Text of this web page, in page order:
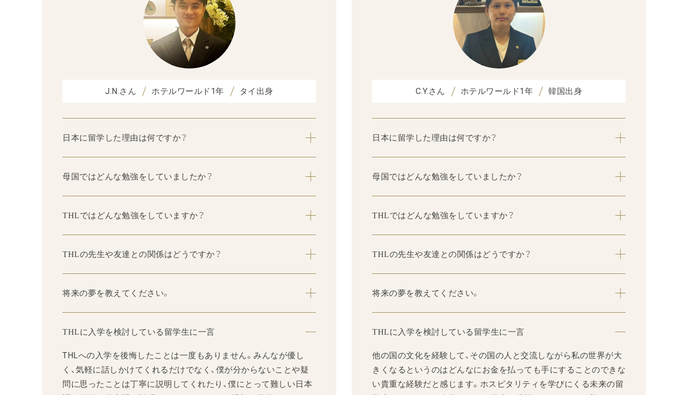
J.N.さん ホテルワールド1年 タイ出身
日本に留学した理由は何ですか？
母国ではどんな勉強をしていましたか？
THLではどんな勉強をしていますか？
THLの先生や友達との関係はどうですか？
将来の夢を教えてください。
THLに入学を検討している留学生に一言
THLへの入学を後悔したことは一度もありません。みんなが優し
く、気軽に話しかけてくれるだけでなく、僕が分からないことや疑
問に思ったことは丁寧に説明してくれたり、僕にとって難しい日本
C.Y.さん ホテルワールド1年 韓国出身
日本に留学した理由は何ですか？
母国ではどんな勉強をしていましたか？
THLではどんな勉強をしていますか？
THLの先生や友達との関係はどうですか？
将来の夢を教えてください。
THLに入学を検討している留学生に一言
他の国の文化を経験して、その国の人と交流しながら私の世界が大
きくなるというのはどんなにお金を払っても手にすることのできな
い貴重な経験だと感じます。ホスピタリティを学びにくる未来の留